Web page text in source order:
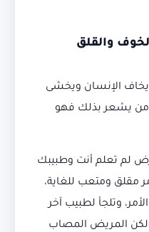
والقلق
يخاف الإنسان ويخشى
من يشعر بذلك فهو
لم تعلم أنت وطبيبك
مقلق ومتعب للغاية،
وتلجأ لطبيب آخر
المريض المصاب